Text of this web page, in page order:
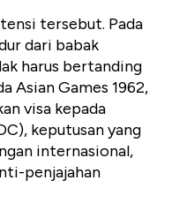
tersebut. Pada
dari babak
harus bertanding
Asian Games 1962,
visa kepada
keputusan yang
internasional,
penjajahan